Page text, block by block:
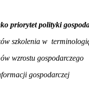
priorytet polityki
szkolenia w
wzrostu gospodarczego
gospodarczej